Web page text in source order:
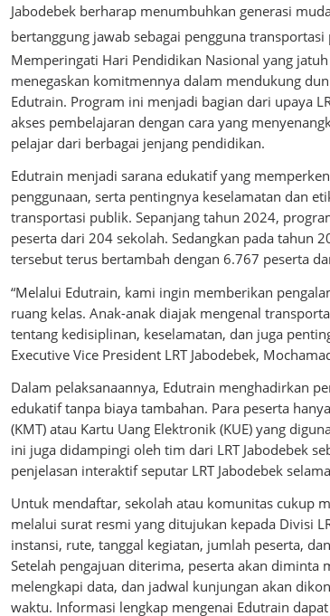
Jabodebek berharap menumbuhkan generasi
bertanggung jawab sebagai pengguna transportasi
Memperingati Hari Pendidikan Nasional yang
menegaskan komitmennya dalam mendukung
Edutrain. Program ini menjadi bagian dari upaya
akses pembelajaran dengan cara yang
pelajar dari berbagai jenjang pendidikan.
Edutrain menjadi sarana edukatif yang
penggunaan, serta pentingnya keselamatan dan
transportasi publik. Sepanjang tahun 2024,
peserta dari 204 sekolah. Sedangkan pada tahun
tersebut terus bertambah dengan 6.767 peserta
“Melalui Edutrain, kami ingin memberikan
ruang kelas. Anak-anak diajak mengenal
tentang kedisiplinan, keselamatan, dan juga
Executive Vice President LRT Jabodebek,
Dalam pelaksanaannya, Edutrain menghadirkan
edukatif tanpa biaya tambahan. Para peserta
(KMT) atau Kartu Uang Elektronik (KUE) yang
ini juga didampingi oleh tim dari LRT Jabodebek
penjelasan interaktif seputar LRT Jabodebek
Untuk mendaftar, sekolah atau komunitas cukup
melalui surat resmi yang ditujukan kepada Divisi
instansi, rute, tanggal kegiatan, jumlah peserta,
Setelah pengajuan diterima, peserta akan
melengkapi data, dan jadwal kunjungan akan
waktu. Informasi lengkap mengenai Edutrain